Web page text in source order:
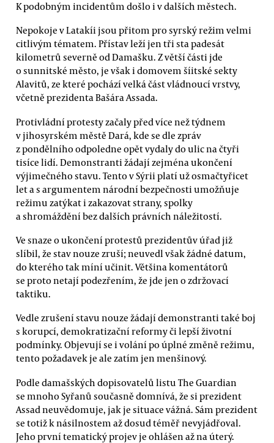
K podobným incidentům došlo i v dalších městech.
Nepokoje v Latakíi jsou přitom pro syrský režim velmi
citlivým tématem. Přístav leží jen tři sta padesát
kilometrů severně od Damašku. Z větší části jde
o sunnitské město, je však i domovem šíitské sekty
Alavitů, ze které pochází velká část vládnoucí vrstvy,
včetně prezidenta Bašára Assada.
Protivládní protesty začaly před více než týdnem
v jihosyrském městě Dará, kde se dle zpráv
z pondělního odpoledne opět vydaly do ulic na čtyři
tisíce lidí. Demonstranti žádají zejména ukončení
výjimečného stavu. Tento v Sýrii platí už osmačtyřicet
let a s argumentem národní bezpečnosti umožňuje
režimu zatýkat i zakazovat strany, spolky
a shromáždění bez dalších právních náležitostí.
Ve snaze o ukončení protestů prezidentův úřad již
slíbil, že stav nouze zruší; neuvedl však žádné datum,
do kterého tak míní učinit. Většina komentátorů
se proto netají podezřením, že jde jen o zdržovací
taktiku.
Vedle zrušení stavu nouze žádají demonstranti také boj
s korupcí, demokratizační reformy či lepší životní
podmínky. Objevují se i volání po úplné změně režimu,
tento požadavek je ale zatím jen menšinový.
Podle damašských dopisovatelů listu The Guardian
se mnoho Syřanů současně domnívá, že si prezident
Assad neuvědomuje, jak je situace vážná. Sám prezident
se totiž k násilnostem až dosud téměř nevyjádřoval.
Jeho první tematický projev je ohlášen až na úterý.